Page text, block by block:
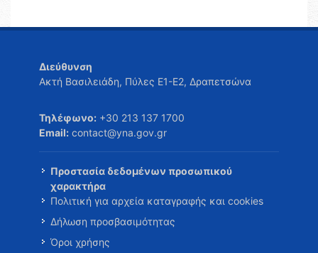
Διεύθυνση
Ακτή Βασιλειάδη, Πύλες Ε1-Ε2, Δραπετσώνα
Τηλέφωνο: +30 213 137 1700
Email: contact@yna.gov.gr
Προστασία δεδομένων προσωπικού
χαρακτήρα
Πολιτική για αρχεία καταγραφής και cookies
Δήλωση προσβασιμότητας
Όροι χρήσης